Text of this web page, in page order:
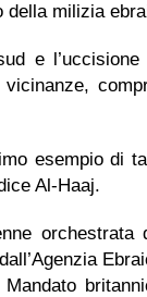
milizia
e
esempio di
Al-Haaj.